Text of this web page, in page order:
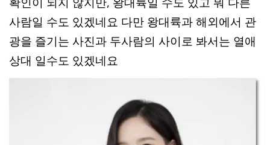
사람일 수도 있겠네요 다만 왕대륙과 해외에서 관
광을 즐기는 사진과 두사람의 사이로 봐서는 열애
상대 일수도 있겠네요